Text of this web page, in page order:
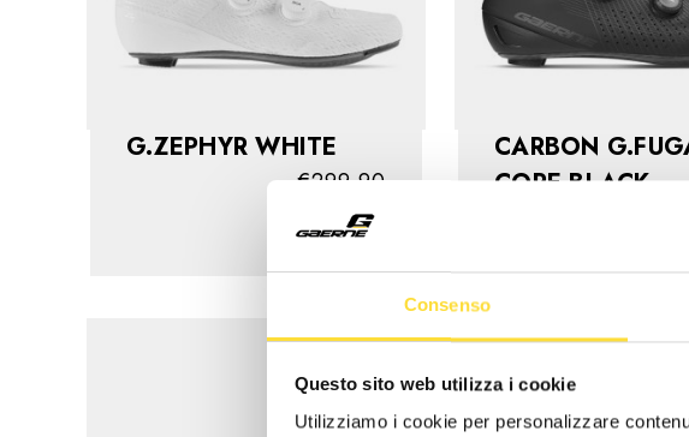
Consenso
Questo sito web utilizza i cookie
Utilizziamo i cookie per personalizzare
G.ZEPHYR WHITE
€299,90
CARBON
CORE BLACK